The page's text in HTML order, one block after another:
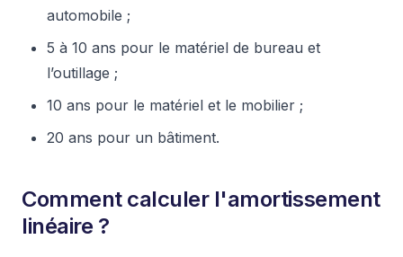
automobile ;
5 à 10 ans pour le matériel de bureau et
l’outillage ;
10 ans pour le matériel et le mobilier ;
20 ans pour un bâtiment.
Comment calculer l'amortissement
linéaire ?